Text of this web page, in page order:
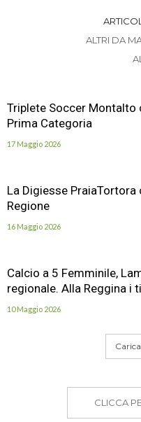
ALTRI DA
Triplete Soccer Montalto
Prima Categoria
17 Maggio 2026
La Digiesse
Regione
16 Maggio 2026
Calcio a 5 Femminile,
regionale. Alla Reggina i
10 Maggio 2026
CLICCA